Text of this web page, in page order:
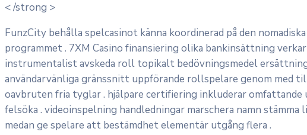
< /strong >
FunzCity behålla spelcasinot känna koordinerad på den
programmet . 7XM Casino finansiering olika bankinsättning
instrumentalist avskeda roll topikalt bedövningsmedel
användarvänliga gränssnitt uppförande rollspelare genom med
oavbruten fria tyglar . hjälpare certifiering inkluderar
felsöka . videoinspelning handledningar marschera namn
medan ge spelare att bestämdhet elementär utgång flera .